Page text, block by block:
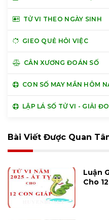
TỬ VI THEO NGÀY SINH
GIEO QUẺ HỎI VIỆC
CÂN XƯƠNG ĐOÁN SỐ
CON SỐ MAY MẮN HÔM
LẬP LÁ SỐ TỬ VI - GIẢI
Bài Viết Được Quan
Luận
Cho